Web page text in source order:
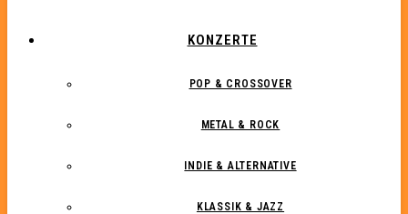
KONZERTE
POP & CROSSOVER
METAL & ROCK
INDIE & ALTERNATIVE
KLASSIK & JAZZ